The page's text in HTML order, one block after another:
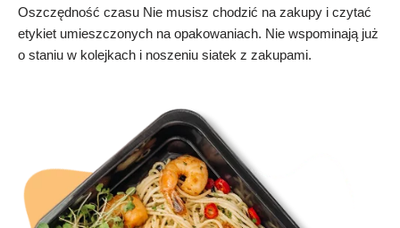
Oszczędność czasu Nie musisz chodzić na zakupy i czytać
etykiet umieszczonych na opakowaniach. Nie wspominają już
o staniu w kolejkach i noszeniu siatek z zakupami.